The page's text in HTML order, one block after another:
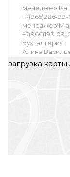
менеджер
+7(965)286-
менеджер
+7(966)193-09-
Бухгалтерия
Алина
загрузка